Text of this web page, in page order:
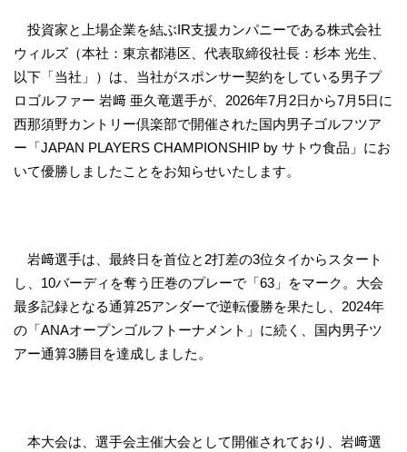
投資家と上場企業を結ぶIR支援カンパニーである株式会社
ウィルズ（本社：東京都港区、代表取締役社長：杉本 光生、
以下「当社」）は、当社がスポンサー契約をしている男子プ
ロゴルファー 岩﨑 亜久竜選手が、2026年7月2日から7月5日に
西那須野カントリー倶楽部で開催された国内男子ゴルフツア
ー「JAPAN PLAYERS CHAMPIONSHIP by サトウ食品」にお
いて優勝しましたことをお知らせいたします。
岩﨑選手は、最終日を首位と2打差の3位タイからスタート
し、10バーディを奪う圧巻のプレーで「63」をマーク。大会
最多記録となる通算25アンダーで逆転優勝を果たし、2024年
の「ANAオープンゴルフトーナメント」に続く、国内男子ツ
アー通算3勝目を達成しました。
本大会は、選手会主催大会として開催されており、岩﨑選